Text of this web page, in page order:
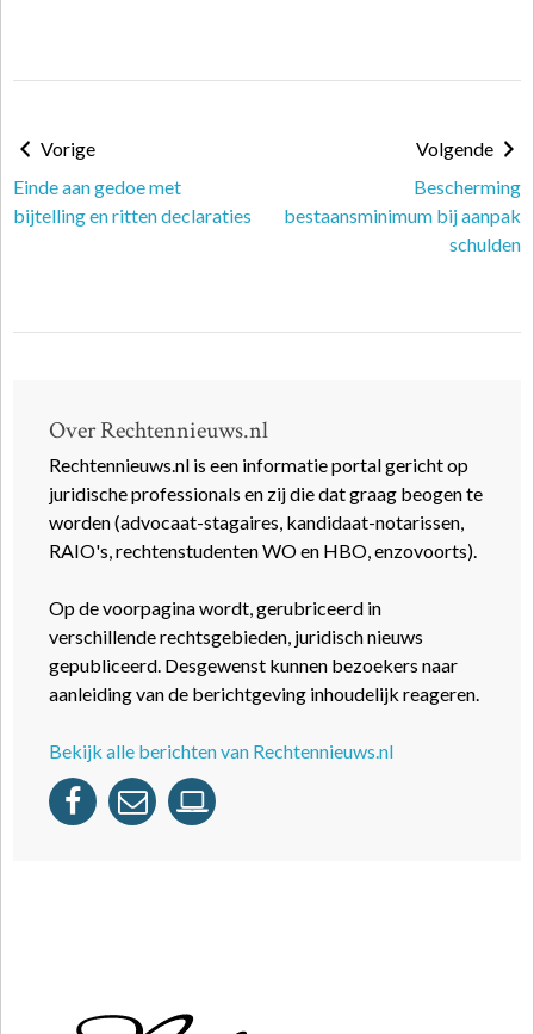
Vorige
Einde aan gedoe met
bijtelling en ritten declaraties
Volgende
Bescherming
bestaansminimum bij aanpak
schulden
Over Rechtennieuws.nl
Rechtennieuws.nl is een informatie portal gericht op
juridische professionals en zij die dat graag beogen te
worden (advocaat-stagaires, kandidaat-notarissen,
RAIO's, rechtenstudenten WO en HBO, enzovoorts).
Op de voorpagina wordt, gerubriceerd in
verschillende rechtsgebieden, juridisch nieuws
gepubliceerd. Desgewenst kunnen bezoekers naar
aanleiding van de berichtgeving inhoudelijk reageren.
Bekijk alle berichten van Rechtennieuws.nl